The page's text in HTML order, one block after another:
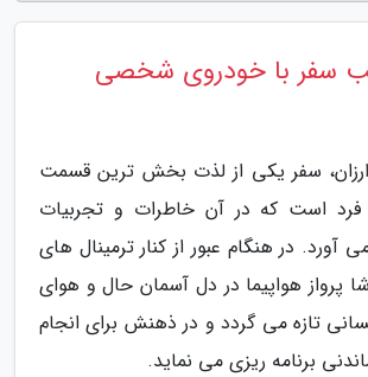
سفر با خودروی شخصی
سفر یکی از لذت بخش ترین قسمت
است که در آن خاطرات و تجربیات
در هنگام عبور از کنار ترمینال های
پرواز هواپیما در دل آسمان حال و هوای
تازه می گردد و در ذهنش برای انجام
برنامه ریزی می نماید.